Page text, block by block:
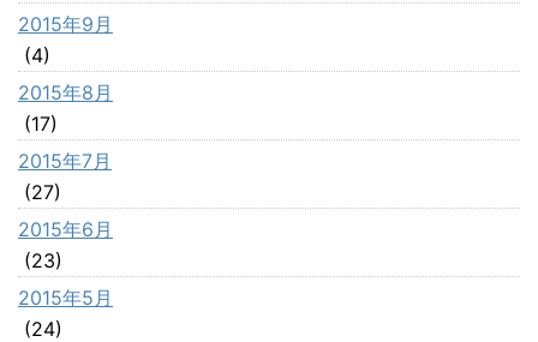
2015年9月
(4)
2015年8月
(17)
2015年7月
(27)
2015年6月
(23)
2015年5月
(24)